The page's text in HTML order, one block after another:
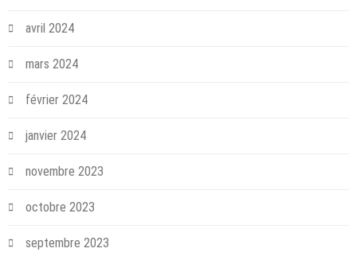
avril 2024
mars 2024
février 2024
janvier 2024
novembre 2023
octobre 2023
septembre 2023